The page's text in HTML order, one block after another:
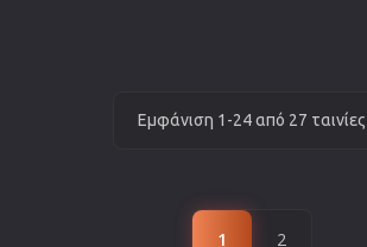
Εμφάνιση 1-24 από 27 ταινίες
1 2